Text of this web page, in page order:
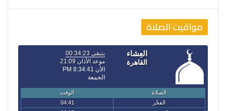
مواقيت الصلاة